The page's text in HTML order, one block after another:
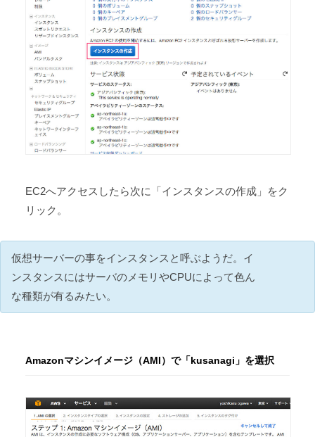
EC2へアクセスしたら次に「インスタンスの作成」をク
リック。
仮想サーバーの事をインスタンスと呼ぶようだ。イ
ンスタンスにはサーバのメモリやCPUによって色ん
な種類が有るみたい。
Amazonマシンイメージ（AMI）で「kusanagi」を選択